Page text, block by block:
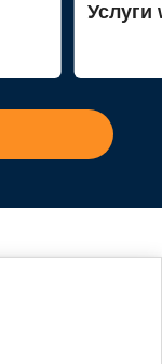
Услуги